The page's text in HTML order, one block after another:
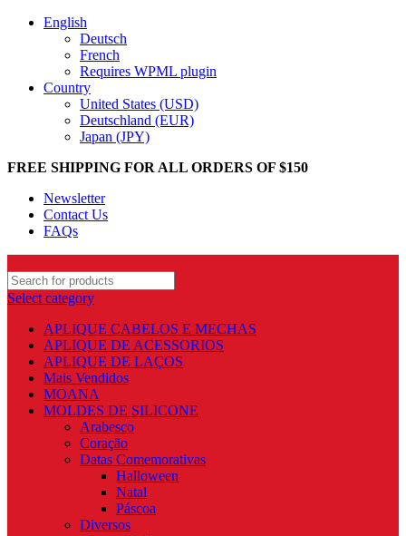
English
Deutsch
French
Requires WPML plugin
Country
United States (USD)
Deutschland (EUR)
Japan (JPY)
FREE SHIPPING FOR ALL ORDERS OF $150
Newsletter
Contact Us
FAQs
Select category
APLIQUE CABELOS E MECHAS
APLIQUE DE ACESSORIOS
APLIQUE DE LAÇOS
Mais Vendidos
MOANA
MOLDES DE SILICONE
Arabesco
Coração
Datas Comemorativas
Halloween
Natal
Páscoa
Diversos